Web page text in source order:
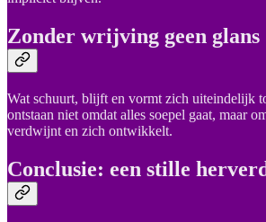
Zonder wrijving geen glans
Wat schuurt, blijft en vormt zich uiteindelijk
ontstaan niet omdat alles soepel gaat, maar
verdwijnt en zich ontwikkelt.
Conclusie: een stille